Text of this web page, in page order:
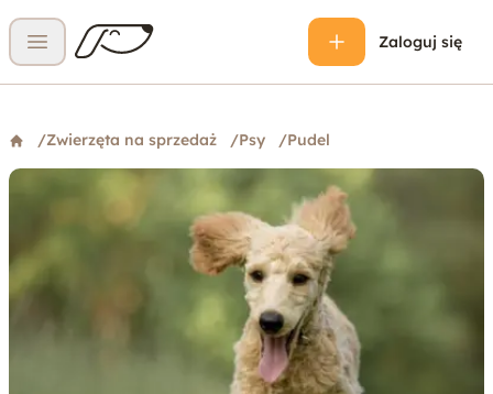
Otwórz menu
Zaloguj się
/Zwierzęta na sprzedaż /Psy /Pudel